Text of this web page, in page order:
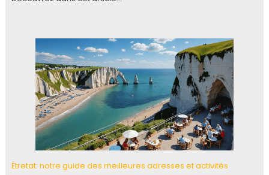
Étretat: notre guide des meilleures adresses et activités